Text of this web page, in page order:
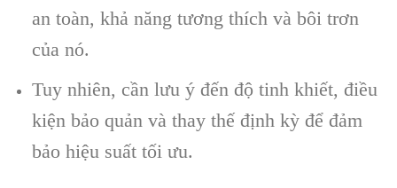
an toàn, khả năng tương thích và bôi trơn
của nó.
Tuy nhiên, cần lưu ý đến độ tinh khiết, điều
kiện bảo quản và thay thế định kỳ để đảm
bảo hiệu suất tối ưu.